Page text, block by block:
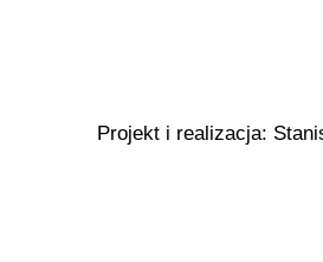
Projekt i realizacja: